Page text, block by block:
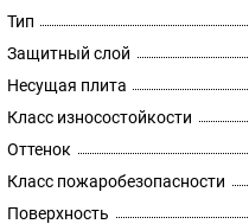
Тип
Защитный слой
Несущая плита
Класс износостойкости
Оттенок
Класс пожаробезопасности
Поверхность